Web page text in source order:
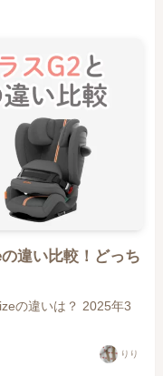
違い比較！どっち
の違いは？ 2025年3
りり